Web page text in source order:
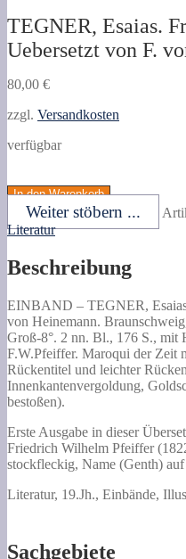
TEGNER, Esaias.
Uebersetzt von F.
80,00 €
zzgl. Versandkosten
verfügbar
Esaias.
Frithiofs-
Sage.
Uebersetzt
F.
Heinemann.
Menge
In den Warenkorb
Weiter stöbern ...
Literatur
Beschreibung
EINBAND – TEGNER,
von Heinemann.
Groß-8°. 2 nn. Bl., 176 S., mit
F.W.Pfeiffer. Maroqui der Zeit
Rückentitel und leichter
Innenkantenvergoldung,
bestoßen).
Erste Ausgabe in dieser
Friedrich Wilhelm Pfeiffer
stockfleckig, Name (Genth)
Literatur, 19.Jh., Einbände,
Sachgebiete